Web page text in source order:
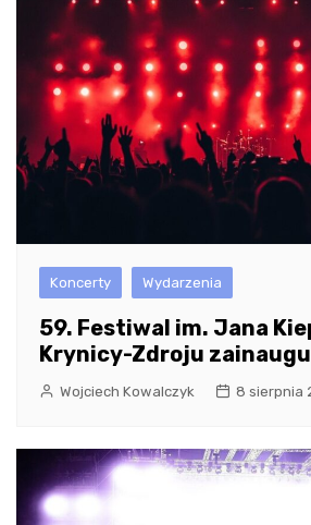
Koncerty Wydarzenia
59. Festiwal im. Jana
Krynicy-Zdroju
Wojciech Kowalczyk 8 sierpnia